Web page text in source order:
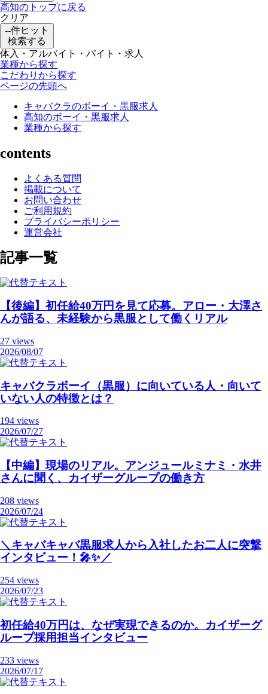
高知のトップに戻る
クリア
--件ヒット
検索する
体入・アルバイト・バイト・求人
業種から探す
こだわりから探す
ページの先頭へ
キャバクラのボーイ・黒服求人
高知のボーイ・黒服求人
業種から探す
contents
よくある質問
掲載について
お問い合わせ
ご利用規約
プライバシーポリシー
運営会社
記事一覧
【後編】初任給40万円を見て応募。アロー・大澤さ
んが語る、未経験から黒服として働くリアル
27 views
2026/08/07
キャバクラボーイ（黒服）に向いている人・向いて
いない人の特徴とは？
194 views
2026/07/27
【中編】現場のリアル。アンジュールミナミ・水井
さんに聞く、カイザーグループの働き方
208 views
2026/07/24
＼キャバキャバ黒服求人から入社したお二人に突撃
インタビュー！🎤✨／
254 views
2026/07/23
初任給40万円は、なぜ実現できるのか。カイザーグ
ループ採用担当インタビュー
233 views
2026/07/17